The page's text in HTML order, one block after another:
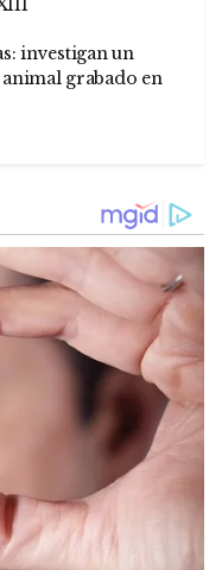
investigan un
grabado en